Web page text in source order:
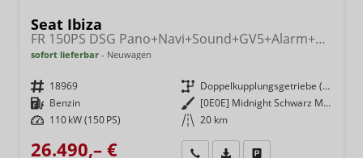
Seat Ibiza
FR 150PS DSG Pano+Navi+Sound+GV5+Alarm+Kessy+Voll-LED+Sitzheizung
sofort lieferbar Neuwagen
Fahrzeugnr. 18969 Getriebe
Doppelkupplungsgetriebe (DSG)
Kraftstoff Benzin Außenfarbe
[0E0E] Midnight Schwarz Metallic
Leistung 110 kW (150 PS) Kilometerstand 20 km
26.490,– € Wir rufen Sie anFahrzeugexposé (PDF)